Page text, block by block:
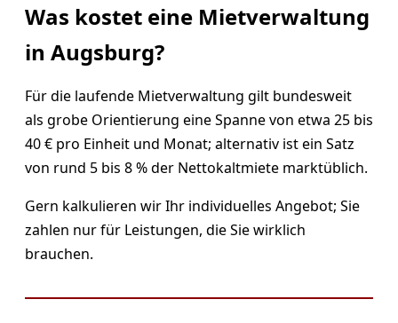
Was kostet eine Mietverwaltung
in Augsburg?
Für die laufende Mietverwaltung gilt bundesweit
als grobe Orientierung eine Spanne von etwa 25 bis
40 € pro Einheit und Monat; alternativ ist ein Satz
von rund 5 bis 8 % der Nettokaltmiete marktüblich.
Gern kalkulieren wir Ihr individuelles Angebot; Sie
zahlen nur für Leistungen, die Sie wirklich
brauchen.